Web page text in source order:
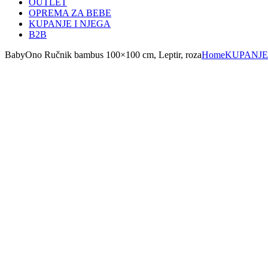
OUTLET
OPREMA ZA BEBE
KUPANJE I NJEGA
B2B
BabyOno Ručnik bambus 100×100 cm, Leptir, rozaHome